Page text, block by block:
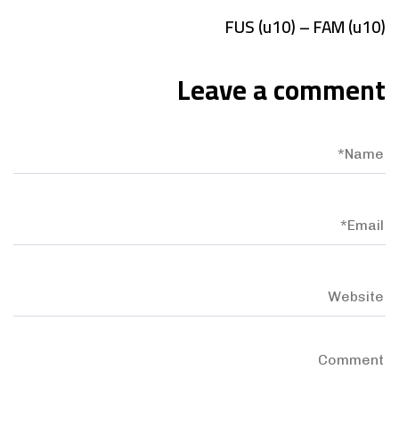
FUS (u10) – FAM (u10)
Leave a comment